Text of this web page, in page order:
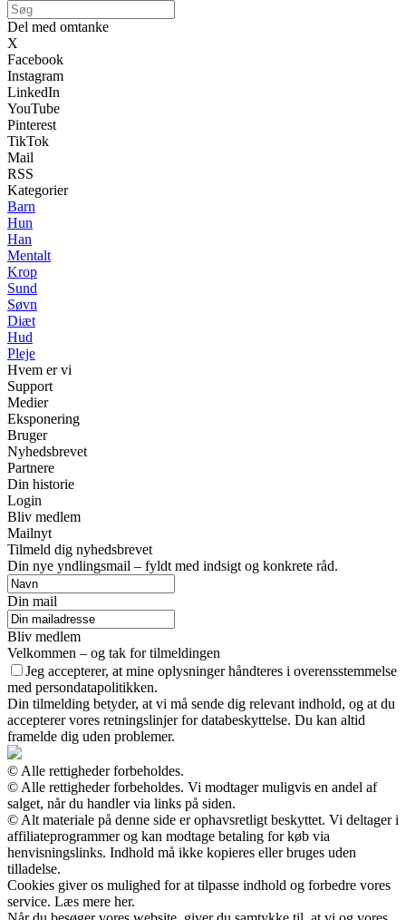
Del med omtanke
X
Facebook
Instagram
LinkedIn
YouTube
Pinterest
TikTok
Mail
RSS
Kategorier
Barn
Hun
Han
Mentalt
Krop
Sund
Søvn
Diæt
Hud
Pleje
Hvem er vi
Support
Medier
Eksponering
Bruger
Nyhedsbrevet
Partnere
Din historie
Login
Bliv medlem
Mailnyt
Tilmeld dig nyhedsbrevet
Din nye yndlingsmail – fyldt med indsigt og konkrete råd.
Din mail
Bliv medlem
Velkommen – og tak for tilmeldingen
Jeg accepterer, at mine oplysninger håndteres i overensstemmelse
med persondatapolitikken.
Din tilmelding betyder, at vi må sende dig relevant indhold, og at du
accepterer vores retningslinjer for databeskyttelse. Du kan altid
framelde dig uden problemer.
© Alle rettigheder forbeholdes.
© Alle rettigheder forbeholdes. Vi modtager muligvis en andel af
salget, når du handler via links på siden.
© Alt materiale på denne side er ophavsretligt beskyttet. Vi deltager i
affiliateprogrammer og kan modtage betaling for køb via
henvisningslinks. Indhold må ikke kopieres eller bruges uden
tilladelse.
Cookies giver os mulighed for at tilpasse indhold og forbedre vores
service. Læs mere her.